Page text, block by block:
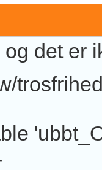
og det